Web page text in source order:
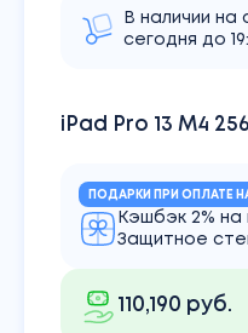
iPad Pro 13 M4
В наличии на
сегодня до
ПОДАРКИ ПРИ ОПЛАТЕ
Кэшбэк 2% на
Защитное
110,190 руб.